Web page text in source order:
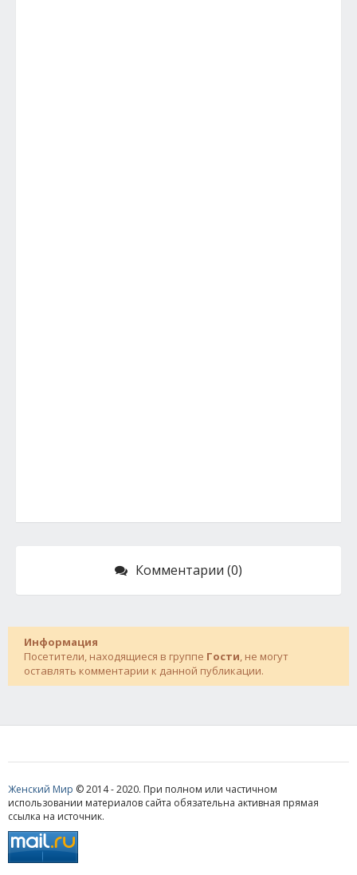
Комментарии (0)
Информация
Посетители, находящиеся в группе Гости , не могут
оставлять комментарии к данной публикации.
Женский Мир © 2014 - 2020. При полном или частичном
использовании материалов сайта обязательна активная прямая
ссылка на источник.